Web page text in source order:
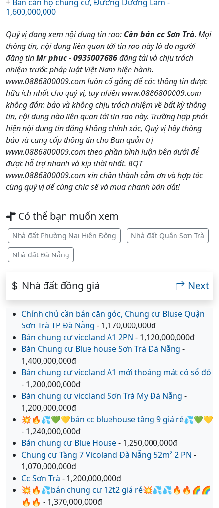
+ Bán căn hộ chung cư, Đường Dương Lâm -
1,600,000,000
Quý vị đang xem nội dung tin rao: Cần bán cc Sơn Trà. Mọi
thông tin, nội dung liên quan tới tin rao này là do người
đăng tinMr phuc - 0935007686đăng tải và chịu trách
nhiệm trước pháp luật Việt Nam hiện hành.
www.0886800009.com luôn cố gắng để các thông tin được
hữu ích nhất cho quý vị, tuy nhiên www.0886800009.com
không đảm bảo và không chịu trách nhiệm về bất kỳ thông
tin, nội dung nào liên quan tới tin rao này. Trường hợp phát
hiện nội dung tin đăng không chính xác, Quý vị hãy thông
báo và cung cấp thông tin cho Ban quản trị
www.0886800009.com theo phần bình luận bên dưới để
được hỗ trợ nhanh và kịp thời nhất. BQT
www.0886800009.com xin chân thành cảm ơn và hợp tác
cùng quý vị để cùng chia sẽ và mua nhanh bán đắt!
Có thể bạn muốn xem
Nhà đất Phường Nại Hiên Đông Nhà đất Quận Sơn Trà
Nhà đất Đà Nẵng
Nhà đất đồng giá Next
Chính chủ cần bán căn góc, Chung cư Bluse Quận
Sơn Trà TP Đà Nẵng - 1,170,000,000đ
Bán chung cư vicoland A1 2PN - 1,120,000,000đ
Bán Chung cư Blue house Sơn Trà Đà Nẵng -
1,400,000,000đ
Bán chung cư vicoland A1 mới thoáng mát có sổ đỏ
- 1,200,000,000đ
Bán chung cư vicoland Sơn Trà My Đà Nẵng -
1,200,000,000đ
💥🔥💦💚💛bán cc bluehouse tầng 9 giá rẻ💦💚💛
- 1,240,000,000đ
Bán chung cư Blue House- 1,250,000,000đ
Chung cư Tầng 7 Vicoland Đà Nẵng 52m² 2 PN -
1,070,000,000đ
Cc Sơn Trà - 1,200,000,000đ
💥🔥💦bán chung cư 12t2 giá rẻ💥💦💦🔥🔥🌈🌈
🔥🔥 - 1,370,000,000đ